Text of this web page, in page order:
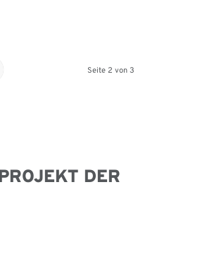
Seite 2 von 3
DER